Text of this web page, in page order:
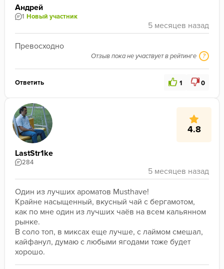
Андрей
1 Новый участник
Превосходно
Отзыв пока не участвует в рейтинге ?
Ответить 1 0
4.8
LastStr1ke
284
Один из лучших ароматов Musthave!
Крайне насыщенный, вкусный чай с бергамотом,
как по мне один из лучших чаёв на всем кальянном
рынке.
В соло топ, в миксах еще лучше, с лаймом смешал,
кайфанул, думаю с любыми ягодами тоже будет
хорошо.